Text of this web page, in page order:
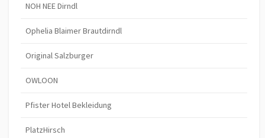
NOH NEE Dirndl
Ophelia Blaimer Brautdirndl
Original Salzburger
OWLOON
Pfister Hotel Bekleidung
PlatzHirsch